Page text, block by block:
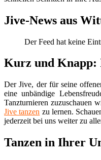
Jive-News aus
Der Feed hat keine
Kurz und Knapp:
Der Jive, der für seine
eine unbändige
Tanzturnieren zuzuschauen
Jive tanzen zu lernen.
jederzeit bei uns weiter zu
Tanzen in Ihrer